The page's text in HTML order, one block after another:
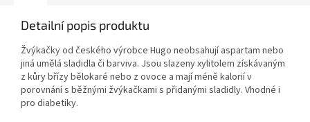
Detailní popis produktu
Žvýkačky od českého výrobce Hugo neobsahují aspartam nebo
jiná umělá sladidla či barviva. Jsou slazeny xylitolem získávaným
z kůry břízy bělokaré nebo z ovoce a mají méně kalorií v
porovnání s běžnými žvýkačkami s přidanými sladidly. Vhodné i
pro diabetiky.